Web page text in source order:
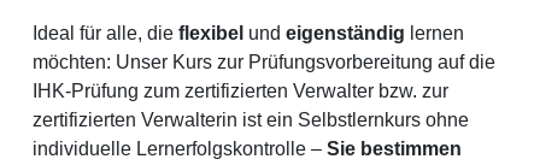
Ideal für alle, die flexibel und eigenständig lernen
möchten: Unser Kurs zur Prüfungsvorbereitung auf die
IHK-Prüfung zum zertifizierten Verwalter bzw. zur
zertifizierten Verwalterin ist ein Selbstlernkurs ohne
individuelle Lernerfolgskontrolle – Sie bestimmen